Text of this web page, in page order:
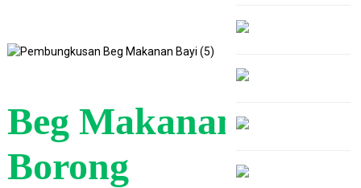
Beg Makanan Bayi
Borong